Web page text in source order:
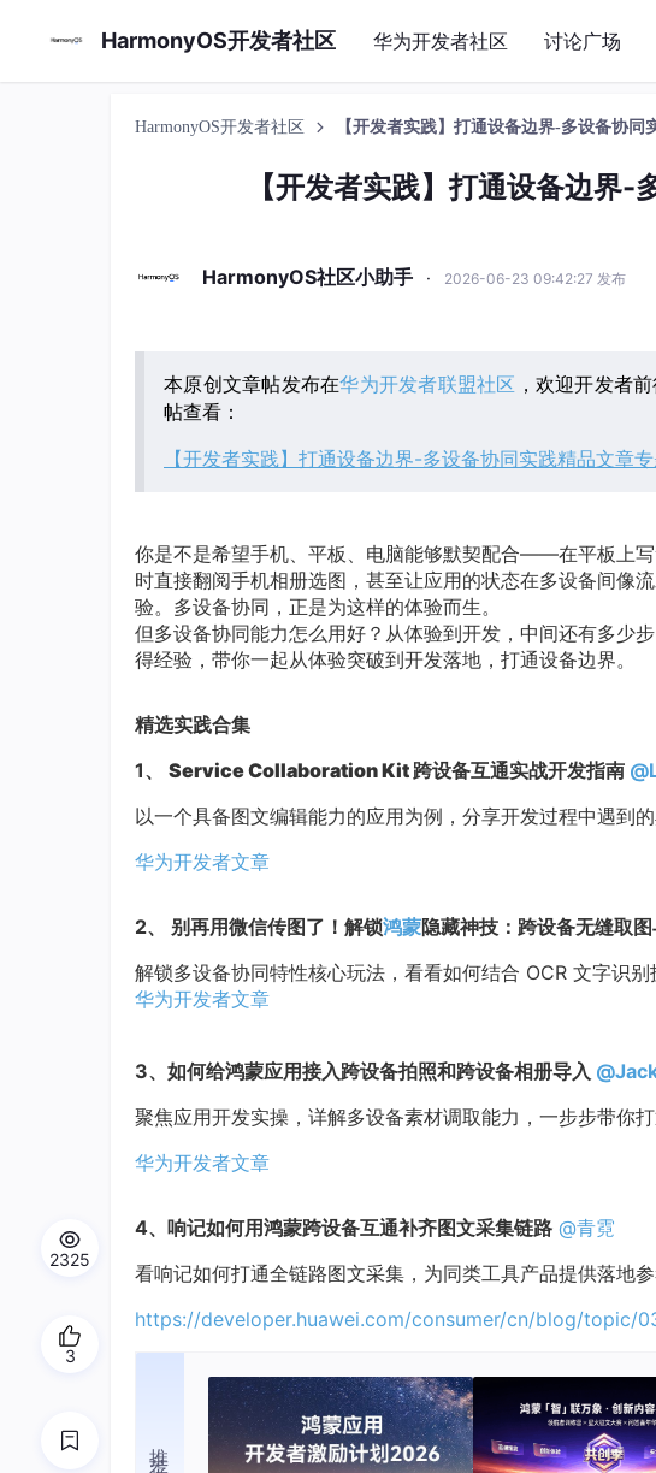
HarmonyOS开发者社区 华为开发者社区 讨论广场
HarmonyOS开发者社区 【开发者实践】打通设备边界-多设备协同
【开发者实践】打通设备边界
HarmonyOS社区小助手 · 2026-06-23 09:42:27 发布
本原创文章帖发布在华为开发者联盟社区 ，欢迎开发者
帖查看：
【开发者实践】打通设备边界-多设备协同实践精品文章
你是不是希望手机、平板、电脑能够默契配合——在平板上
时直接翻阅手机相册选图，甚至让应用的状态在多设备间像
验。多设备协同，正是为这样的体验而生。
但多设备协同能力怎么用好？从体验到开发，中间还有多少
得经验，带你一起从体验突破到开发落地，打通设备边界。
精选实践合集
1、 Service Collaboration Kit 跨设备互通实战开发指南
以一个具备图文编辑能力的应用为例，分享开发过程中遇到
华为开发者文章
2、 别再用微信传图了！解锁鸿蒙隐藏神技：跨设备无缝取
解锁多设备协同特性核心玩法，看看如何结合 OCR 文字识别
华为开发者文章
3、 如何给鸿蒙应用接入跨设备拍照和跨设备相册导入
聚焦应用开发实操，详解多设备素材调取能力，一步步带你
华为开发者文章
4、 响记如何用鸿蒙跨设备互通补齐图文采集链路 @青霓
看响记如何打通全链路图文采集，为同类工具产品提供落地参
https://developer.huawei.com/consumer/cn/blog/topic/
推荐内容
2325
3